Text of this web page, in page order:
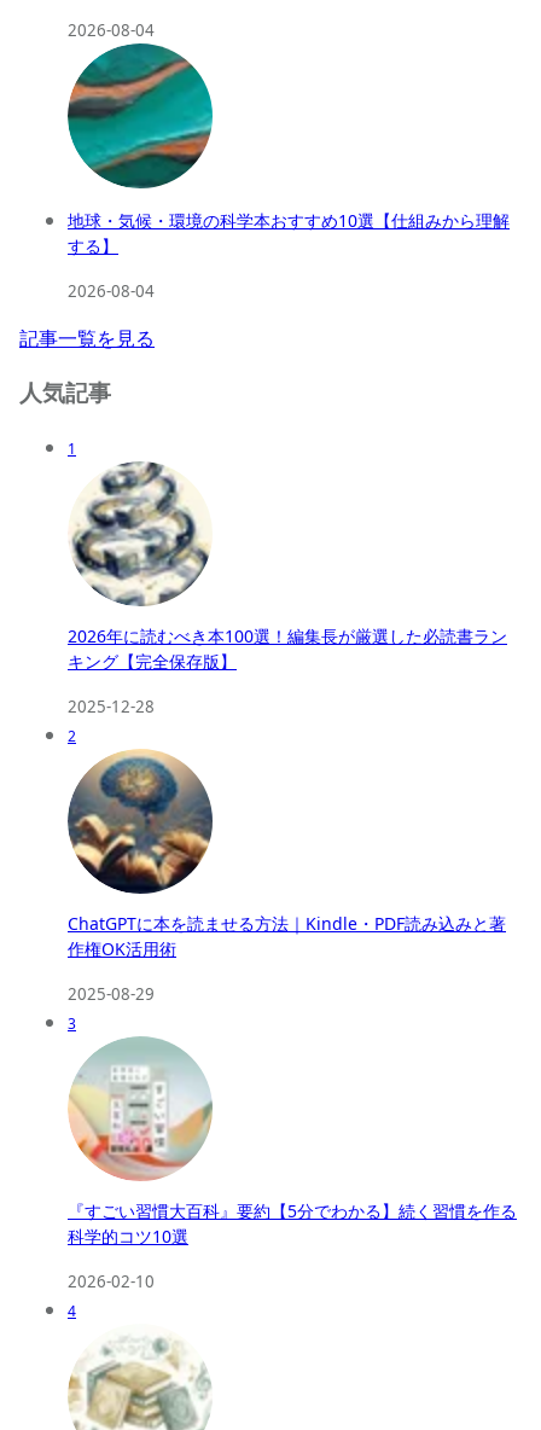
2026-08-04
地球・気候・環境の科学本おすすめ10選【仕組みから理解
する】
2026-08-04
記事一覧を見る
人気記事
1
2026年に読むべき本100選！編集長が厳選した必読書ラン
キング【完全保存版】
2025-12-28
2
ChatGPTに本を読ませる方法｜Kindle・PDF読み込みと著
作権OK活用術
2025-08-29
3
『すごい習慣大百科』要約【5分でわかる】続く習慣を作る
科学的コツ10選
2026-02-10
4